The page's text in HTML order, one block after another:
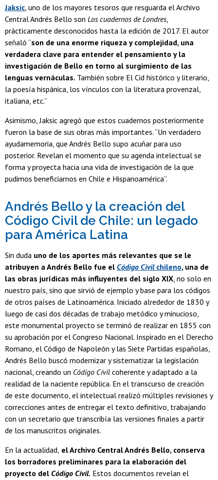
Jaksic, uno de los mayores tesoros que resguarda el Archivo
Central Andrés Bello son Los cuadernos de Londres,
prácticamente desconocidos hasta la edición de 2017. El autor
señaló “son de una enorme riqueza y complejidad, una
verdadera clave para entender el pensamiento y la
investigación de Bello en torno al surgimiento de las
lenguas vernáculas. También sobre El Cid histórico y literario,
la poesía hispánica, los vínculos con la literatura provenzal,
italiana, etc.”
Asimismo, Jaksic agregó que estos cuadernos posteriormente
fueron la base de sus obras más importantes. “Un verdadero
ayudamemoria, que Andrés Bello supo acuñar para uso
posterior. Revelan el momento que su agenda intelectual se
forma y proyecta hacia una vida de investigación de la que
pudimos beneficiarnos en Chile e Hispanoamérica”.
Andrés Bello y la creación del
Código Civil de Chile: un legado
para América Latina
Sin duda uno de los aportes más relevantes que se le
atribuyen a Andrés Bello fue el Código Civilchileno, una de
las obras jurídicas más influyentes del siglo XIX, no solo en
nuestro país, sino que sirvió de ejemplo y base para los códigos
de otros países de Latinoamérica. Iniciado alrededor de 1830 y
luego de casi dos décadas de trabajo metódico y minucioso,
este monumental proyecto se terminó de realizar en 1855 con
su aprobación por el Congreso Nacional. Inspirado en el Derecho
Romano, el Código de Napoleón y las Siete Partidas españolas,
Andrés Bello buscó modernizar y sistematizar la legislación
nacional, creando un Código Cívil coherente y adaptado a la
realidad de la naciente república. En el transcurso de creación
de este documento, el intelectual realizó múltiples revisiones y
correcciones antes de entregar el texto definitivo, trabajando
con un secretario que transcribía las versiones finales a partir
de los manuscritos originales.
En la actualidad, el Archivo Central Andrés Bello, conserva
los borradores preliminares para la elaboración del
proyecto del Código Civil. Estos documentos revelan el